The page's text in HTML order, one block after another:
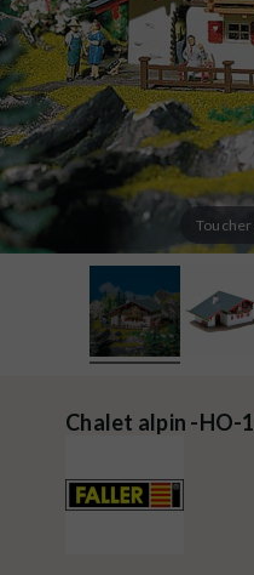
Chalet alpin -HO-